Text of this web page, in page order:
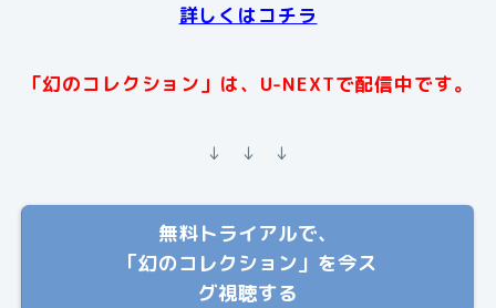
詳しくはコチラ
「幻のコレクション」は、U-NEXTで配信中です。
↓ ↓ ↓
無料トライアルで、
「幻のコレクション」を今ス
グ視聴する